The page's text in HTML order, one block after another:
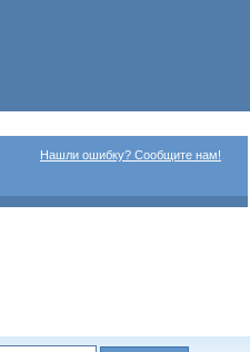
Нашли ошибку? Сообщите нам!